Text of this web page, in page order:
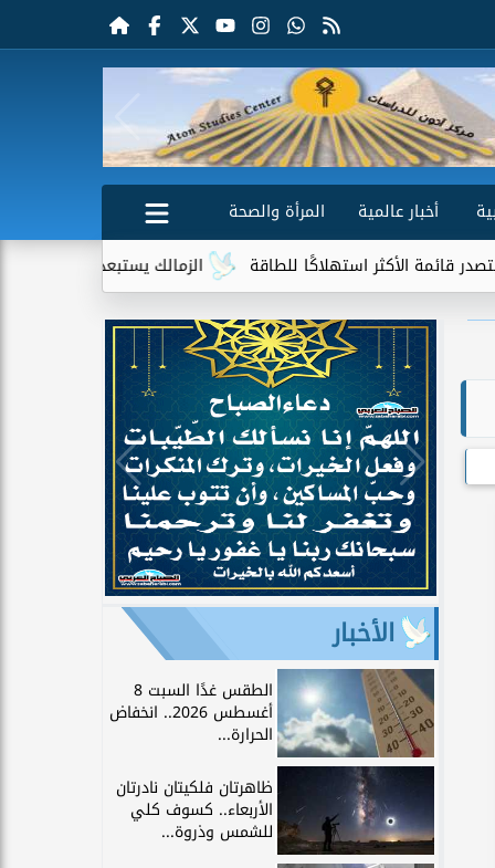
أخبار عالمية
المرأة والصحة
الزمالك يستبعد 4 لاعبين شباب من حساباته في الموسم الجديد
استهلاكًا للطاقة
الأخبار
الطقس غدًا السبت 8
أغسطس 2026.. انخفاض
الحرارة...
ظاهرتان فلكيتان نادرتان
الأربعاء.. كسوف كلي
للشمس وذروة...